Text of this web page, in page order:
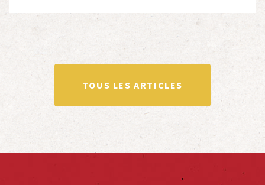
totalité ou partiellement afin de faire vivre […]
TOUS LES ARTICLES